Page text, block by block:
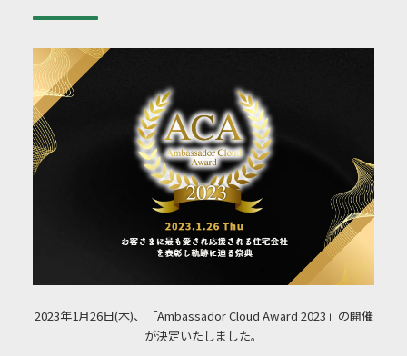
2023年1月26日(木)、「Ambassador Cloud Award 2023」の開催
が決定いたしました。